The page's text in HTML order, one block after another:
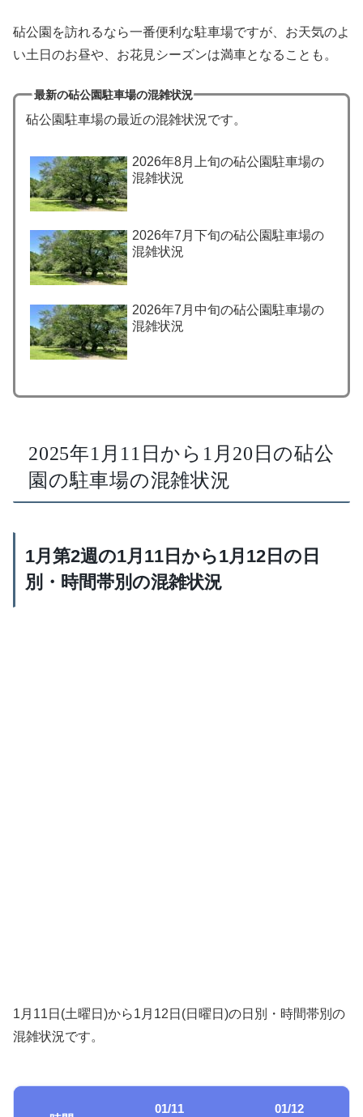
砧公園を訪れるなら一番便利な駐車場ですが、お天気のよ
い土日のお昼や、お花見シーズンは満車となることも。
最新の砧公園駐車場の混雑状況
砧公園駐車場の最近の混雑状況です。
2026年8月上旬の砧公園駐車場の
混雑状況
2026年7月下旬の砧公園駐車場の
混雑状況
2026年7月中旬の砧公園駐車場の
混雑状況
2025年1月11日から1月20日の砧公
園の駐車場の混雑状況
1月第2週の1月11日から1月12日の日
別・時間帯別の混雑状況
1月11日(土曜日)から1月12日(日曜日)の日別・時間帯別の
混雑状況です。
01/11 01/12